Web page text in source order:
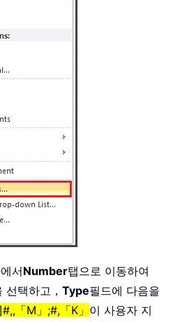
서Number탭으로 이동하여
선택하고， Type필드에 다음을
「M」;#,「K」 이 사용자 지